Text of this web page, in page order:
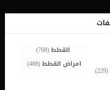
كلبك على التعود على السفر
اصطحب كلبك أو قطتك معك
وقت التواجد معك في السيارة
(229)
القطط(768)
امراض القطط(488)